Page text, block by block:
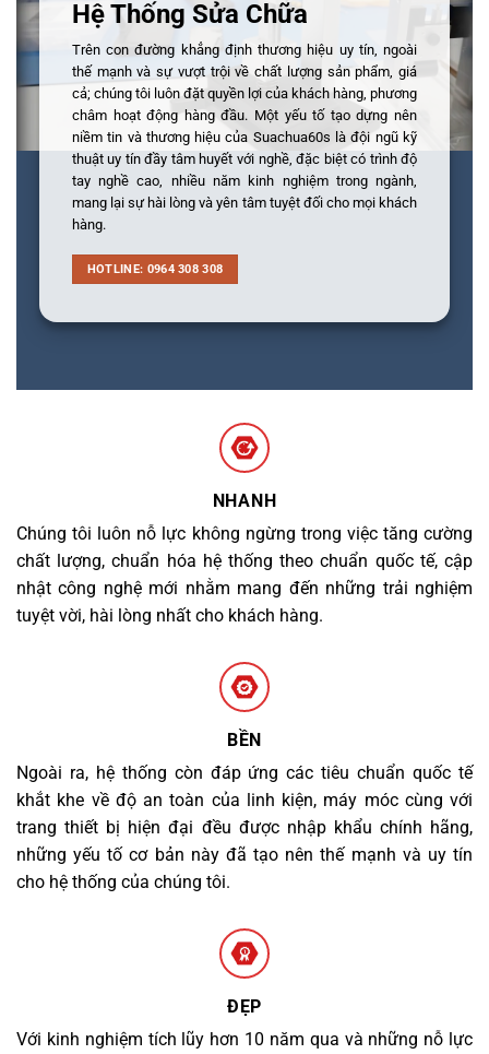
Hệ Thống Sửa Chữa
Trên con đường khẳng định thương hiệu uy tín, ngoài
thế mạnh và sự vượt trội về chất lượng sản phẩm, giá
cả; chúng tôi luôn đặt quyền lợi của khách hàng, phương
châm hoạt động hàng đầu. Một yếu tố tạo dựng nên
niềm tin và thương hiệu của Suachua60s là đội ngũ kỹ
thuật uy tín đầy tâm huyết với nghề, đặc biệt có trình độ
tay nghề cao, nhiều năm kinh nghiệm trong ngành,
mang lại sự hài lòng và yên tâm tuyệt đối cho mọi khách
hàng.
HOTLINE: 0964 308 308
NHANH
Chúng tôi luôn nỗ lực không ngừng trong việc tăng cường
chất lượng, chuẩn hóa hệ thống theo chuẩn quốc tế, cập
nhật công nghệ mới nhằm mang đến những trải nghiệm
tuyệt vời, hài lòng nhất cho khách hàng.
BỀN
Ngoài ra, hệ thống còn đáp ứng các tiêu chuẩn quốc tế
khắt khe về độ an toàn của linh kiện, máy móc cùng với
trang thiết bị hiện đại đều được nhập khẩu chính hãng,
những yếu tố cơ bản này đã tạo nên thế mạnh và uy tín
cho hệ thống của chúng tôi.
ĐẸP
Với kinh nghiệm tích lũy hơn 10 năm qua và những nỗ lực